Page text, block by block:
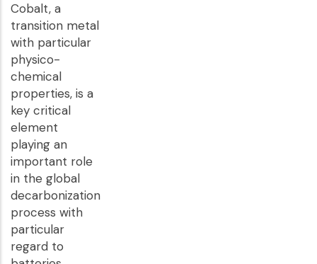
Cobalt, a
transition metal
with particular
physico-
chemical
properties, is a
key critical
element
playing an
important role
in the global
decarbonization
process with
particular
regard to